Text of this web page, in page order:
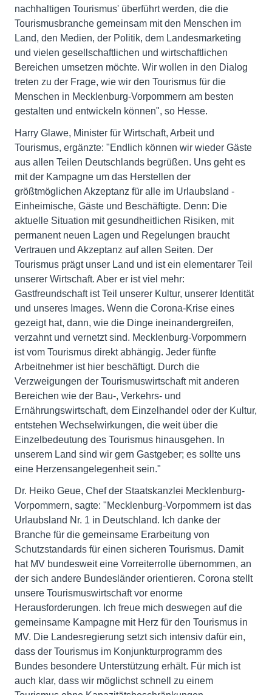
nachhaltigen Tourismus' überführt werden, die die
Tourismusbranche gemeinsam mit den Menschen im
Land, den Medien, der Politik, dem Landesmarketing
und vielen gesellschaftlichen und wirtschaftlichen
Bereichen umsetzen möchte. Wir wollen in den Dialog
treten zu der Frage, wie wir den Tourismus für die
Menschen in Mecklenburg-Vorpommern am besten
gestalten und entwickeln können", so Hesse.
Harry Glawe, Minister für Wirtschaft, Arbeit und
Tourismus, ergänzte: "Endlich können wir wieder Gäste
aus allen Teilen Deutschlands begrüßen. Uns geht es
mit der Kampagne um das Herstellen der
größtmöglichen Akzeptanz für alle im Urlaubsland -
Einheimische, Gäste und Beschäftigte. Denn: Die
aktuelle Situation mit gesundheitlichen Risiken, mit
permanent neuen Lagen und Regelungen braucht
Vertrauen und Akzeptanz auf allen Seiten. Der
Tourismus prägt unser Land und ist ein elementarer Teil
unserer Wirtschaft. Aber er ist viel mehr:
Gastfreundschaft ist Teil unserer Kultur, unserer Identität
und unseres Images. Wenn die Corona-Krise eines
gezeigt hat, dann, wie die Dinge ineinandergreifen,
verzahnt und vernetzt sind. Mecklenburg-Vorpommern
ist vom Tourismus direkt abhängig. Jeder fünfte
Arbeitnehmer ist hier beschäftigt. Durch die
Verzweigungen der Tourismuswirtschaft mit anderen
Bereichen wie der Bau-, Verkehrs- und
Ernährungswirtschaft, dem Einzelhandel oder der Kultur,
entstehen Wechselwirkungen, die weit über die
Einzelbedeutung des Tourismus hinausgehen. In
unserem Land sind wir gern Gastgeber; es sollte uns
eine Herzensangelegenheit sein."
Dr. Heiko Geue, Chef der Staatskanzlei Mecklenburg-
Vorpommern, sagte: "Mecklenburg-Vorpommern ist das
Urlaubsland Nr. 1 in Deutschland. Ich danke der
Branche für die gemeinsame Erarbeitung von
Schutzstandards für einen sicheren Tourismus. Damit
hat MV bundesweit eine Vorreiterrolle übernommen, an
der sich andere Bundesländer orientieren. Corona stellt
unsere Tourismuswirtschaft vor enorme
Herausforderungen. Ich freue mich deswegen auf die
gemeinsame Kampagne mit Herz für den Tourismus in
MV. Die Landesregierung setzt sich intensiv dafür ein,
dass der Tourismus im Konjunkturprogramm des
Bundes besondere Unterstützung erhält. Für mich ist
auch klar, dass wir möglichst schnell zu einem